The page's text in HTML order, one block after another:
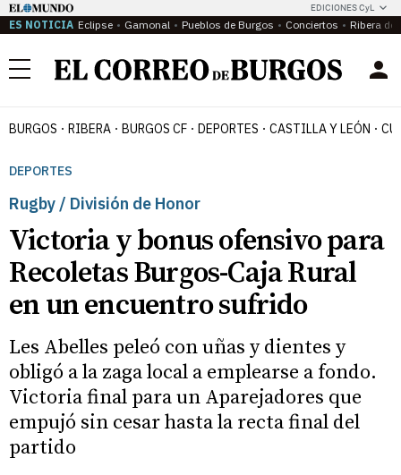
EDICIONES CyL
ES NOTICIA Eclipse Gamonal Pueblos de Burgos Conciertos Ribera del
Menú
BURGOS RIBERA BURGOS CF DEPORTES CASTILLA Y LEÓN
DEPORTES
Rugby / División de Honor
Victoria y bonus ofensivo para
Recoletas Burgos-Caja Rural
en un encuentro sufrido
Les Abelles peleó con uñas y dientes y
obligó a la zaga local a emplearse a fondo.
Victoria final para un Aparejadores que
empujó sin cesar hasta la recta final del
partido